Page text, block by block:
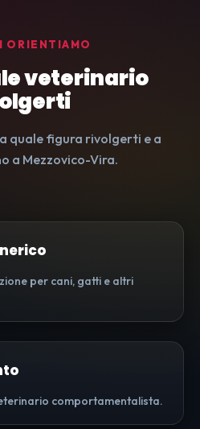
ORIENTIAMO
veterinario
quale figura rivolgerti e a
a Mezzovico-Vira.
per cani, gatti e altri
comportamentalista.